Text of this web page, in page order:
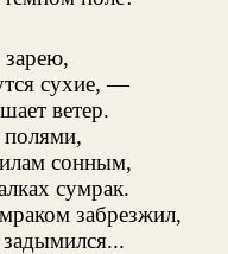
зарею,
сухие, —
ветер.
полями,
сонным,
сумрак.
забрезжил,